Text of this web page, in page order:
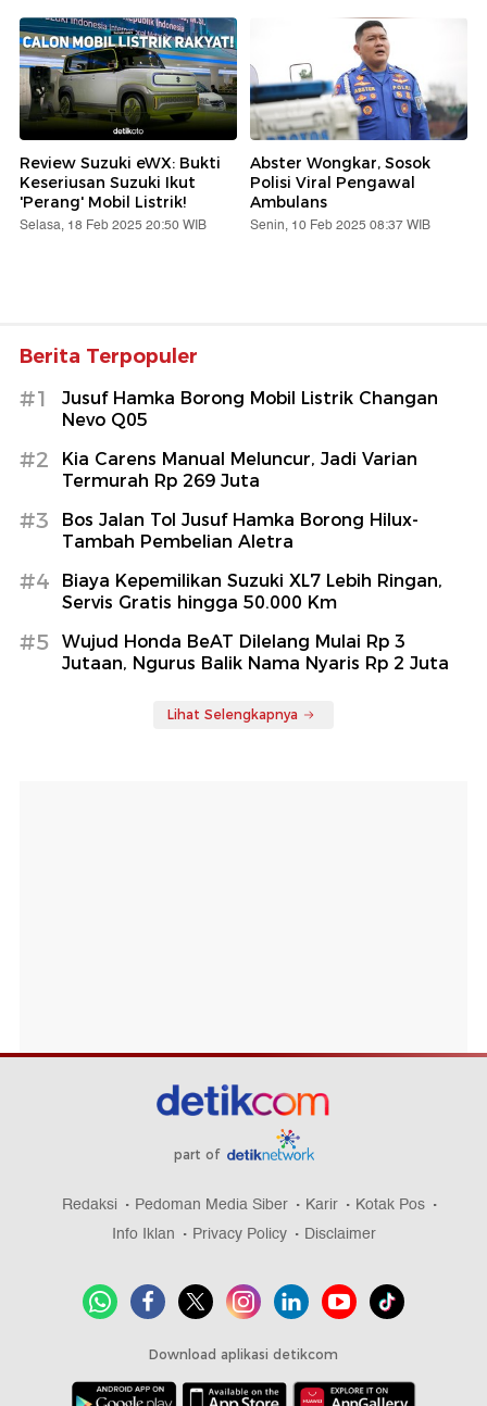
Review Suzuki eWX: Bukti
Keseriusan Suzuki Ikut
'Perang' Mobil Listrik!
Selasa, 18 Feb 2025 20:50 WIB
Abster Wongkar, Sosok
Polisi Viral Pengawal
Ambulans
Senin, 10 Feb 2025 08:37 WIB
Berita Terpopuler
#1
Jusuf Hamka Borong Mobil Listrik Changan
Nevo Q05
#2
Kia Carens Manual Meluncur, Jadi Varian
Termurah Rp 269 Juta
#3
Bos Jalan Tol Jusuf Hamka Borong Hilux-
Tambah Pembelian Aletra
#4
Biaya Kepemilikan Suzuki XL7 Lebih Ringan,
Servis Gratis hingga 50.000 Km
#5
Wujud Honda BeAT Dilelang Mulai Rp 3
Jutaan, Ngurus Balik Nama Nyaris Rp 2 Juta
Lihat Selengkapnya
part of
Redaksi Pedoman Media Siber Karir
Kotak Pos
Info Iklan
Privacy Policy Disclaimer
Download aplikasi detikcom